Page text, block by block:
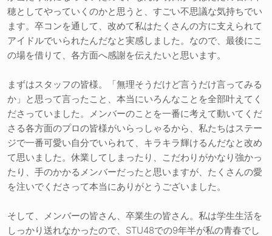
穂としてやっていくのかと思うと、すごい不思議な気持ちでい
ます。卒コンを通して、改めて私はたくさんの方に支えられて
アイドルでいられたんだなと実感しました。なので、最後にこ
の場を借りて、各方面へ感謝を伝えたいと思います。
まずはスタッフの皆様。「無理そうだけど言うだけ言ってみる
か」と思って言ったこと、本当にいろんなことを全部叶えてく
ださっていました。メンバーのことを一番に考えて動いてくだ
さる各方面のプロの皆様がいらっしゃるから、私たちはステー
ジで一番可愛い自分でいられて、キラキラ輝けるんだなと改め
て思いました。休業してしまったり、こだわりがかなり強かっ
たり、手のかかるメンバーだったと思いますが、たくさんの愛
を注いでくださって本当にありがとうございました。
そして、メンバーの皆さん、卒業生の皆さん。私は学生生活を
しっかり送れなかったので、STU48での9年半が私の青春でし